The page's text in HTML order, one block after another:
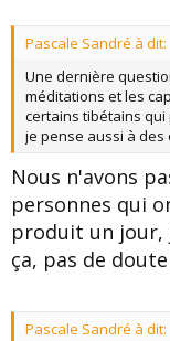
Pascale Sandré à dit:
Une dernière
méditations et les
certains tibétains
je pense aussi à des
Nous n'avons
personnes qui
produit un jour,
ça, pas de doute
Pascale Sandré à dit: